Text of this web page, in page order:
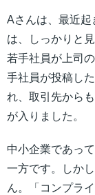
Aさんは、最近
は、しっかりと
若手社員が上司
手社員が投稿し
れ、取引先から
が入りました。
中小企業であっ
一方です。しか
ん。「コンプラ